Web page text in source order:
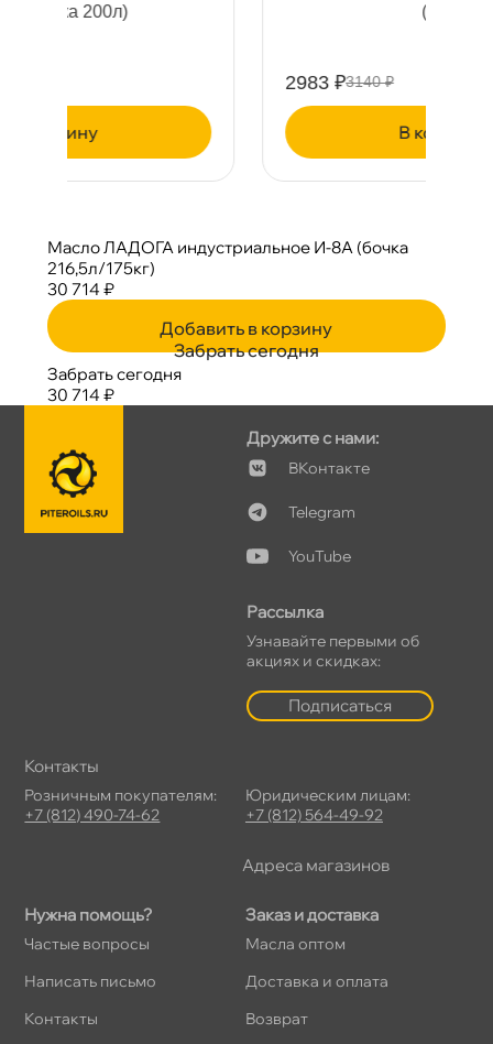
корзину
Масло ЛАДОГА индустриальное И-8А (бочка
216,5л/175кг)
30 714 ₽
Добавить в корзину
Забрать сегодня
Забрать сегодня
30 714 ₽
Нужна помощь?
Частые вопросы
Написать письмо
Контакты
Заказ и доставка
Масла оптом
Доставка и оплата
озврат
Дружите с нами:
Контакте
Telegram
YouTube
Рассылка
Узнавайте первыми о
акциях и скидках:
Подписаться
Контакты
Розничным покупателям:
+7 (812) 490-74-62
Юридическим лицам:
+7 (812) 564-49-92
Адреса магазино